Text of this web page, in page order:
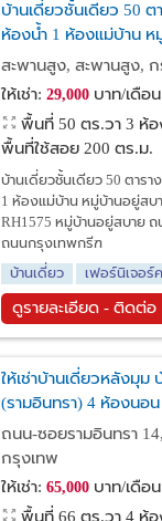
บ้านเดี่ยวชั้นเดียว 50 ต
ห้องน้ำ 1 ห้องแม่บ้าน
กรุงเทพกรีฑา
สะพานสูง, สะพานสูง,
ให้เช่า: 29,000บาท/เดือน
พื้นที่ 50 ตร.วา 3 ห้อ
พื้นที่ใช้สอย 200 ตร.ม.
บ้านเดี่ยวชั้นเดียว 50 ตาร
1 ห้องแม่บ้าน หมู่บ้านอยู่สบ
RH1575 หมู่บ้านอยู่สบาย
ถนนกรุงเทพกรีฑ
บ้านเดี่ยว
เฟอร์นิเจอร์
ดูรายละเอียด - ติดต่อ
ให้เช่าบ้านเดี่ยวหลังมุม
(รามอินทรา) 4 ห้องนอ
บ้าน เฟอร์นิเจอร์ครบ พ
ถนน-ซอยรามอินทรา
กรุงเทพ
ให้เช่า: 65,000บาท/เดือน
พื้นที่ 66 ตร.วา 4 ห้อ